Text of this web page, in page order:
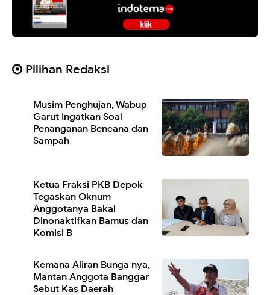
Pilihan Redaksi
Musim Penghujan, Wabup
Garut Ingatkan Soal
Penanganan Bencana dan
Sampah
Ketua Fraksi PKB Depok
Tegaskan Oknum
Anggotanya Bakal
Dinonaktifkan Bamus dan
Komisi B
Kemana Aliran Bunga nya,
Mantan Anggota Banggar
Sebut Kas Daerah